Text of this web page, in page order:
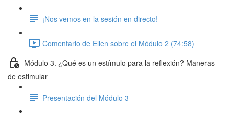
¡Nos vemos en la sesión en directo!
Comentario de Ellen sobre el Módulo 2 (74:58)
Módulo 3. ¿Qué es un estímulo para la reflexión? Maneras
de estimular
Presentación del Módulo 3